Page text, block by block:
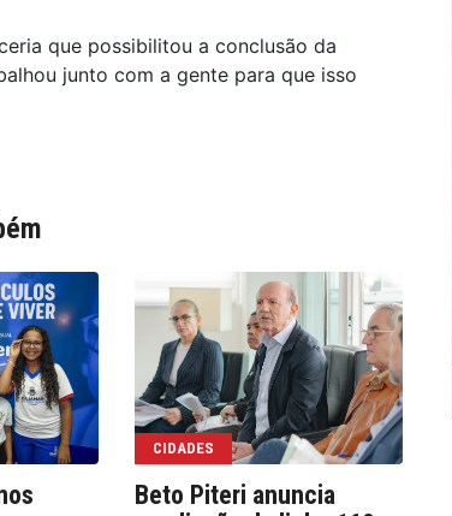
que possibilitou a conclusão da
junto com a gente para que isso
CIDADES
Beto Piteri anuncia